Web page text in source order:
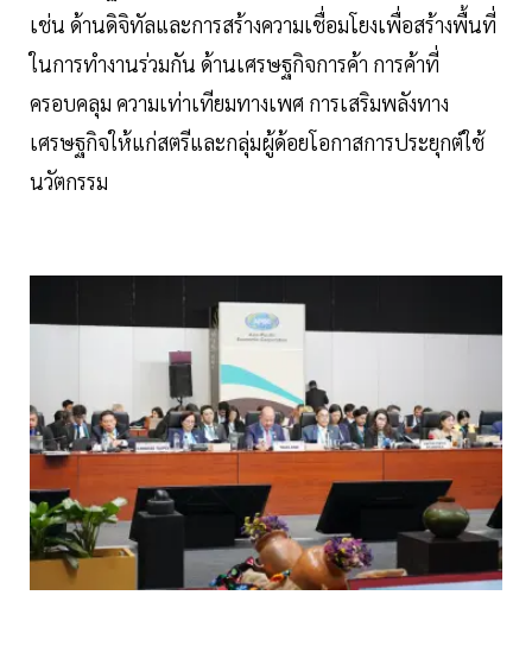
เช่น ด้านดิจิทัลและการสร้างความเชื่อมโยงเพื่อสร้างพื้นที่
ในการทำงานร่วมกัน ด้านเศรษฐกิจการค้า การค้าที่
ครอบคลุม ความเท่าเทียมทางเพศ การเสริมพลังทาง
เศรษฐกิจให้แก่สตรีและกลุ่มผู้ด้อยโอกาสการประยุกต์ใช้
นวัตกรรม